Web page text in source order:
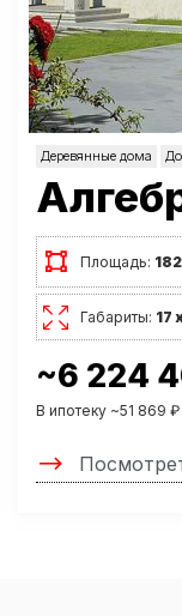
Деревянные дома
Площадь:
Габариты: 17
~6 224
В ипотеку ~51 869